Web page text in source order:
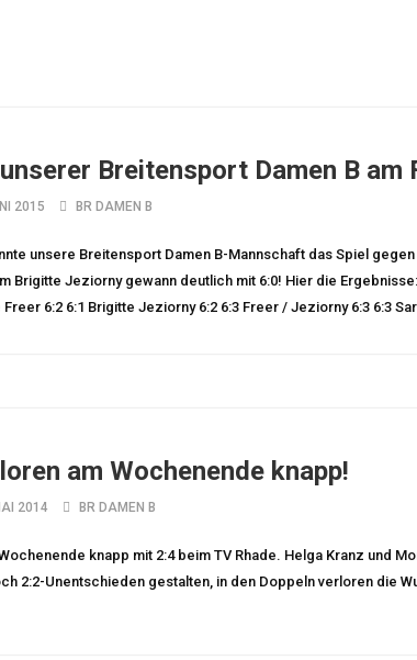
Breitensport Damen B am
2015 BR DAMEN B
unsere Breitensport Damen B-Mannschaft das Spiel gegen
Brigitte Jeziorny gewann deutlich mit 6:0! Hier die
6:2 6:1 Brigitte Jeziorny 6:2 6:3 Freer / Jeziorny 6:3 6:3
am Wochenende knapp!
2014 BR DAMEN B
knapp mit 2:4 beim TV Rhade. Helga Kranz und
2:2-Unentschieden gestalten, in den Doppeln verloren die